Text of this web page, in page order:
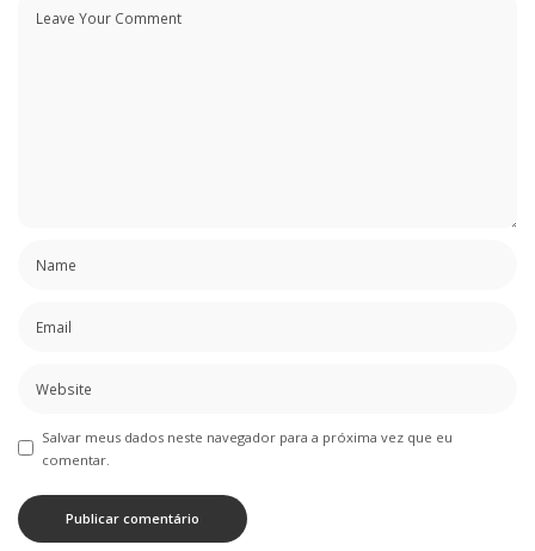
Salvar meus dados neste navegador para a próxima vez que eu
comentar.